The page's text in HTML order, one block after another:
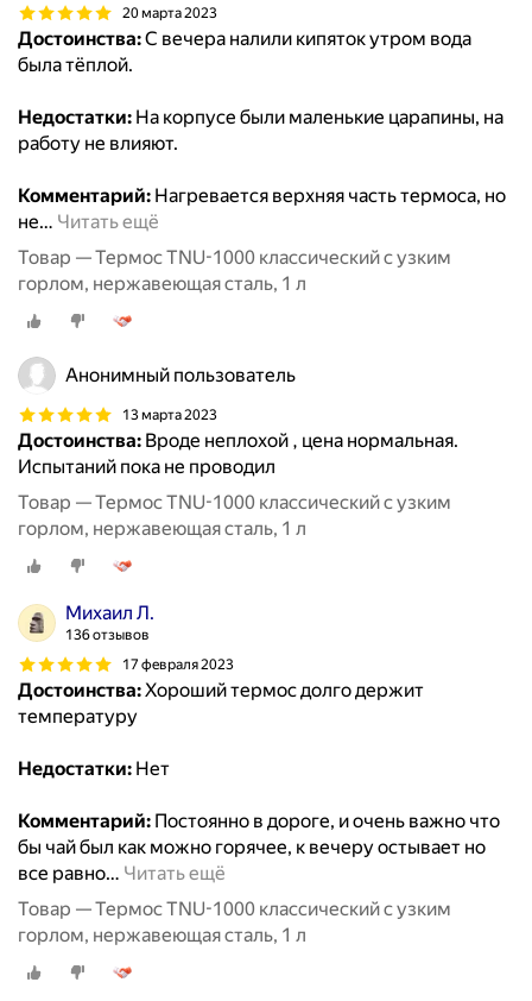
20 марта 2023
Достоинства:С вечера налили кипяток утром вода
была тёплой.
Недостатки: На корпусе были маленькие царапины, на
работу не влияют.
Комментарий: Нагревается верхняя часть термоса, но
не… Читать ещё
Товар — Термос TNU-1000 классический с узким
горлом, нержавеющая сталь, 1 л
Анонимный пользователь
13 марта 2023
Достоинства: Вроде неплохой , цена нормальная.
Испытаний пока не проводил
Товар — Термос TNU-1000 классический с узким
горлом, нержавеющая сталь, 1 л
Михаил Л.
136 отзывов
17 февраля 2023
Достоинства:Хороший термос долго держит
температуру
Недостатки: Нет
Комментарий: Постоянно в дороге, и очень важно что
бы чай был как можно горячее, к вечеру остывает но
все равно… Читать ещё
Товар — Термос TNU-1000 классический с узким
горлом, нержавеющая сталь, 1 л